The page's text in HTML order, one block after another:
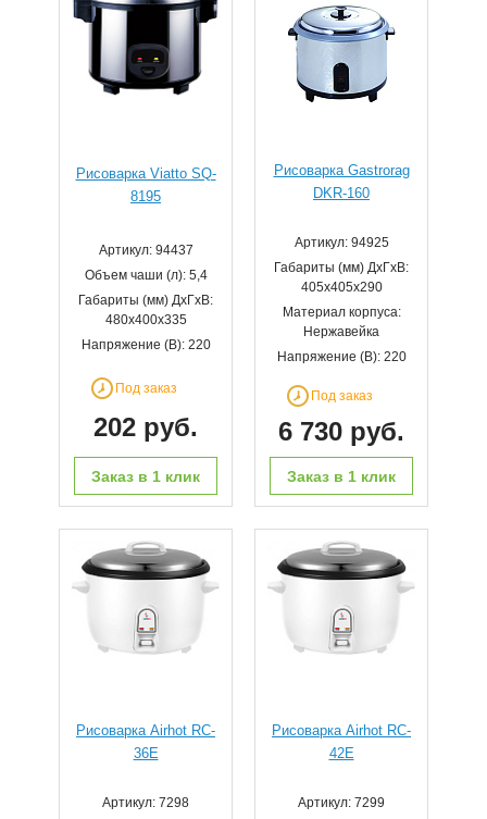
Рисоварка Viatto SQ-
8195
Артикул: 94437
Объем чаши (л): 5,4
Габариты (мм) ДхГхВ:
480х400х335
Напряжение (В): 220
Под заказ
202 руб.
Заказ в 1 клик
Рисоварка Gastrorag
DKR-160
Артикул: 94925
Габариты (мм) ДхГхВ:
405х405х290
Материал корпуса:
Нержавейка
Напряжение (В): 220
Под заказ
6 730 руб.
Заказ в 1 клик
Рисоварка Airhot RC-
36E
Артикул: 7298
Рисоварка Airhot RC-
42E
Артикул: 7299